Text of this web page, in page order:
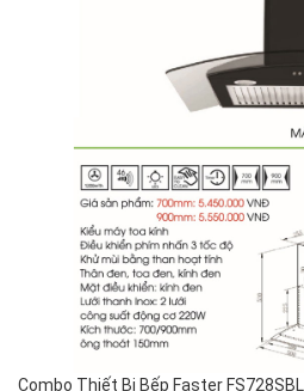
Combo Thiết Bị Bếp Faster FS728SBL